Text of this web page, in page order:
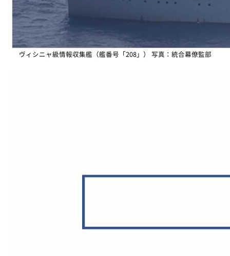
ヴィシニャ級情報収集艦（艦番号「208」） 写真：統合幕僚監部